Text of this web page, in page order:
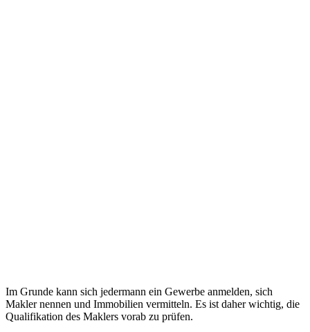
Im Grunde kann sich jedermann ein Gewerbe anmelden, sich
Makler nennen und Immobilien vermitteln. Es ist daher wichtig, die
Qualifikation des Maklers vorab zu prüfen.